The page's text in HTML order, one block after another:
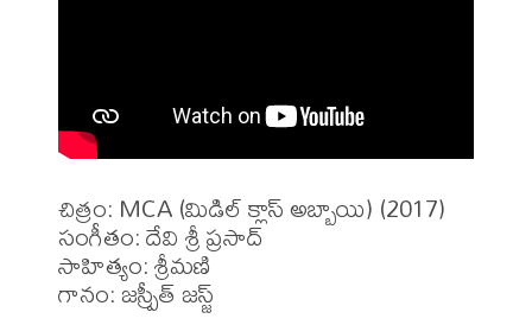
చిత్రం: MCA (మిడిల్ క్లాస్ అబ్బాయి) (2017)
సంగీతం: దేవి శ్రీ ప్రసాద్
సాహిత్యం: శ్రీమణి
గానం: జస్ప్రీత్ జస్జ్